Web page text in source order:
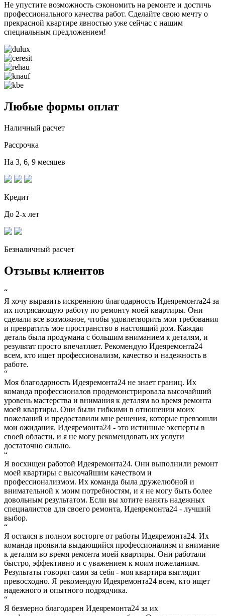
Не упустите возможность сэкономить на ремонте и достичь
профессионального качества работ. Сделайте свою мечту о
прекрасной квартире явностью уже сейчас с нашим
специальным предложением!
Любые формы оплат
Наличный расчет
Рассрочка
На 3, 6, 9 месяцев
Кредит
До 2-х лет
Безналичный расчет
Отзывы клиентов
“
Я хочу выразить искреннюю благодарность Идеяремонта24 за
их потрясающую работу по ремонту моей квартиры. Они
сделали все возможное, чтобы удовлетворить мои требования
и превратить мое пространство в настоящий дом. Каждая
деталь была продумана с большим вниманием к деталям, и
результат просто впечатляет. Рекомендую Идеяремонта24
всем, кто ищет профессионализм, качество и надежность в
работе.
“
Моя благодарность Идеяремонта24 не знает границ. Их
команда профессионалов продемонстрировала высочайший
уровень мастерства и внимания к деталям во время ремонта
моей квартиры. Они были гибкими в отношении моих
пожеланий и предоставили мне решения, которые превзошли
мои ожидания. Идеяремонта24 - это истинные эксперты в
своей области, и я не могу рекомендовать их услуги
достаточно сильно.
“
Я восхищен работой Идеяремонта24. Они выполнили ремонт
моей квартиры с высочайшим качеством и
профессионализмом. Их команда была дружелюбной и
внимательной к моим потребностям, и я не могу быть более
довольным результатом. Если вы хотите нанять надежных
специалистов для своего ремонта, Идеяремонта24 - лучший
выбор.
“
Я остался в полном восторге от работы Идеяремонта24. Их
команда проявила выдающийся профессионализм и внимание
к деталям во время ремонта моей квартиры. Они работали
быстро, эффективно и с уважением к моим пожеланиям.
Результаты говорят сами за себя - моя квартира выглядит
превосходно. Я рекомендую Идеяремонта24 всем, кто ищет
надежного и опытного подрядчика.
“
Я безмерно благодарен Идеяремонта24 за их